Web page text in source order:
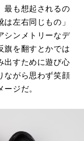
最も想起されるの
左右同じもの」
シンメトリーなデ
旗を翻すとかでは
出すために遊び心
ながら思わず笑顔
ジだ。